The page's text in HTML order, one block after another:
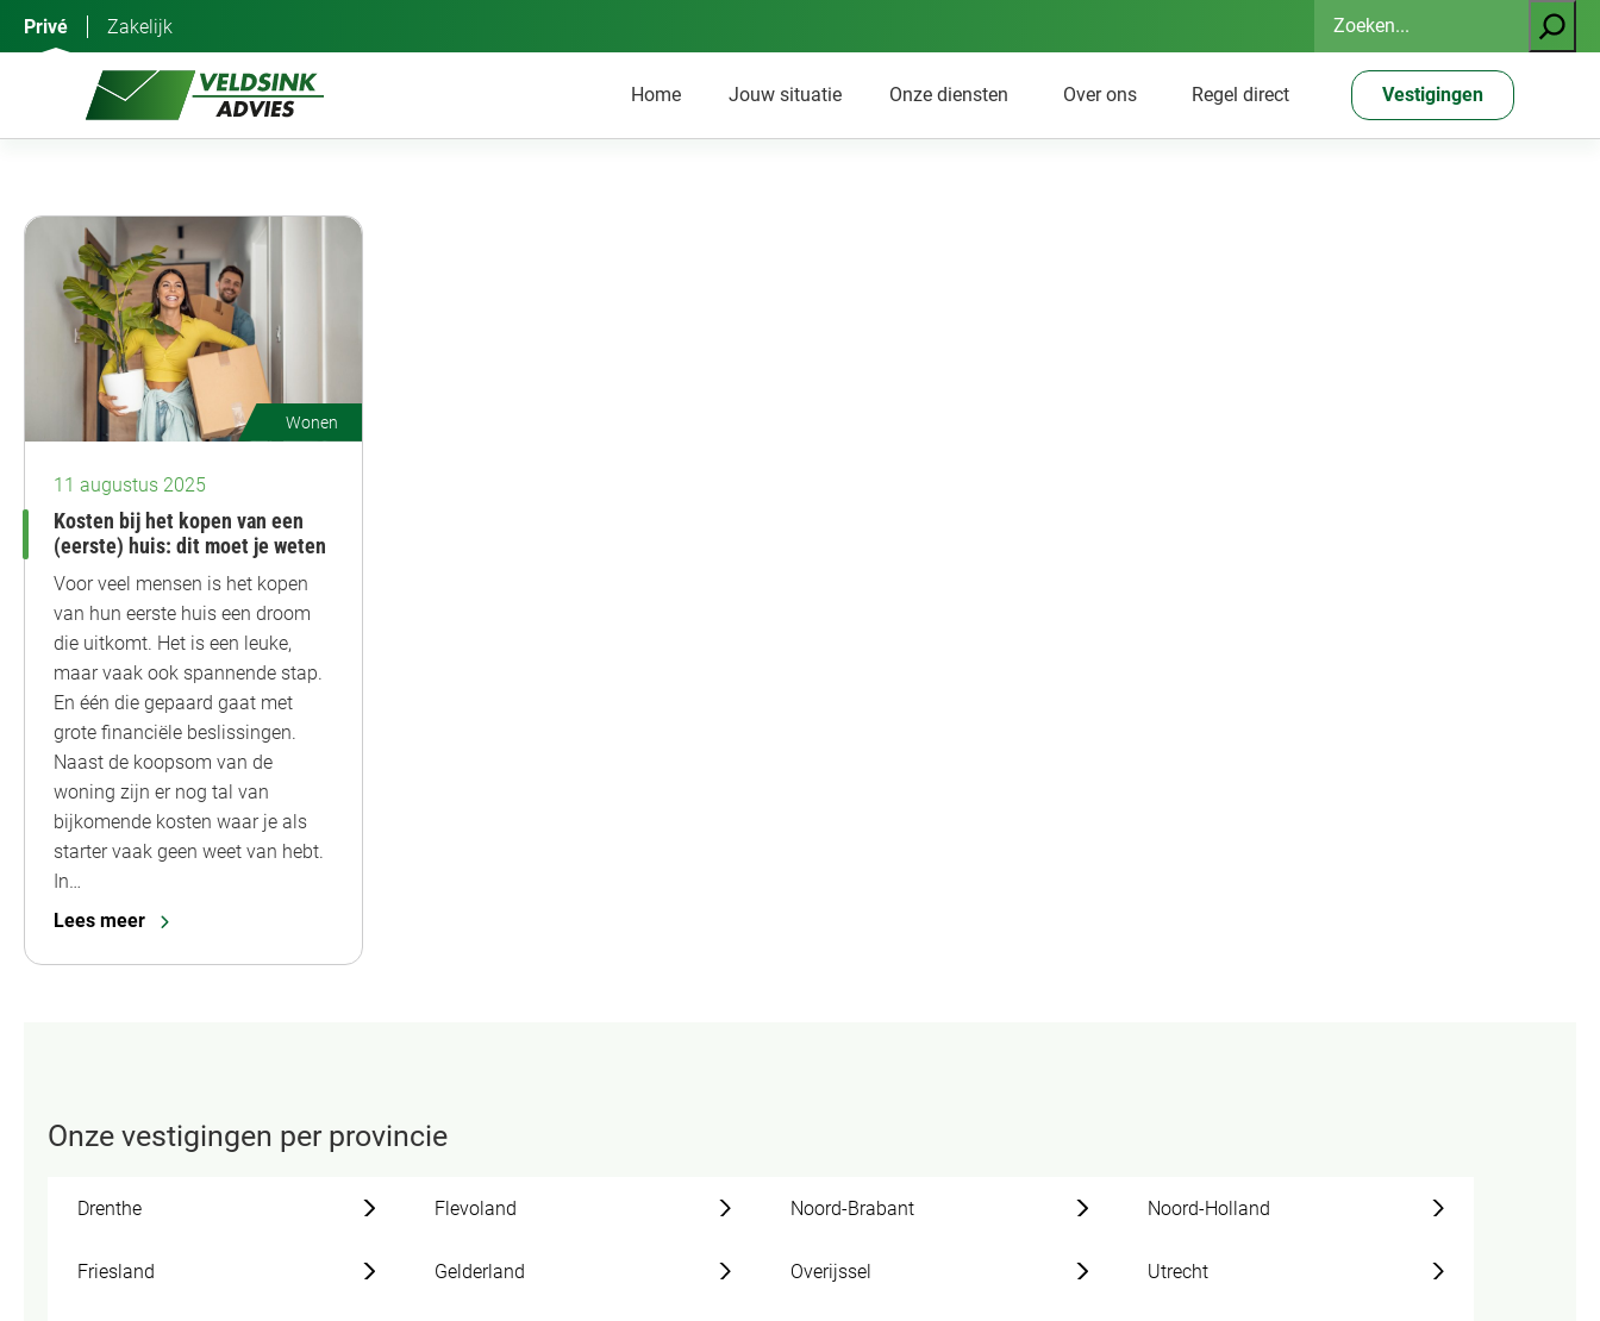
Privé Zakelijk
Zoeken
Home Jouw situatie Onze diensten Over ons Regel direct Vestigingen
Wonen
11 augustus 2025
Kosten bij het kopen van een
(eerste) huis: dit moet je weten
Voor veel mensen is het kopen
van hun eerste huis een droom
die uitkomt. Het is een leuke,
maar vaak ook spannende stap.
En één die gepaard gaat met
grote financiële beslissingen.
Naast de koopsom van de
woning zijn er nog tal van
bijkomende kosten waar je als
starter vaak geen weet van hebt.
In…
Lees meer
Onze vestigingen per provincie
Drenthe Flevoland Noord-Brabant Noord-Holland
Friesland Gelderland Overijssel Utrecht